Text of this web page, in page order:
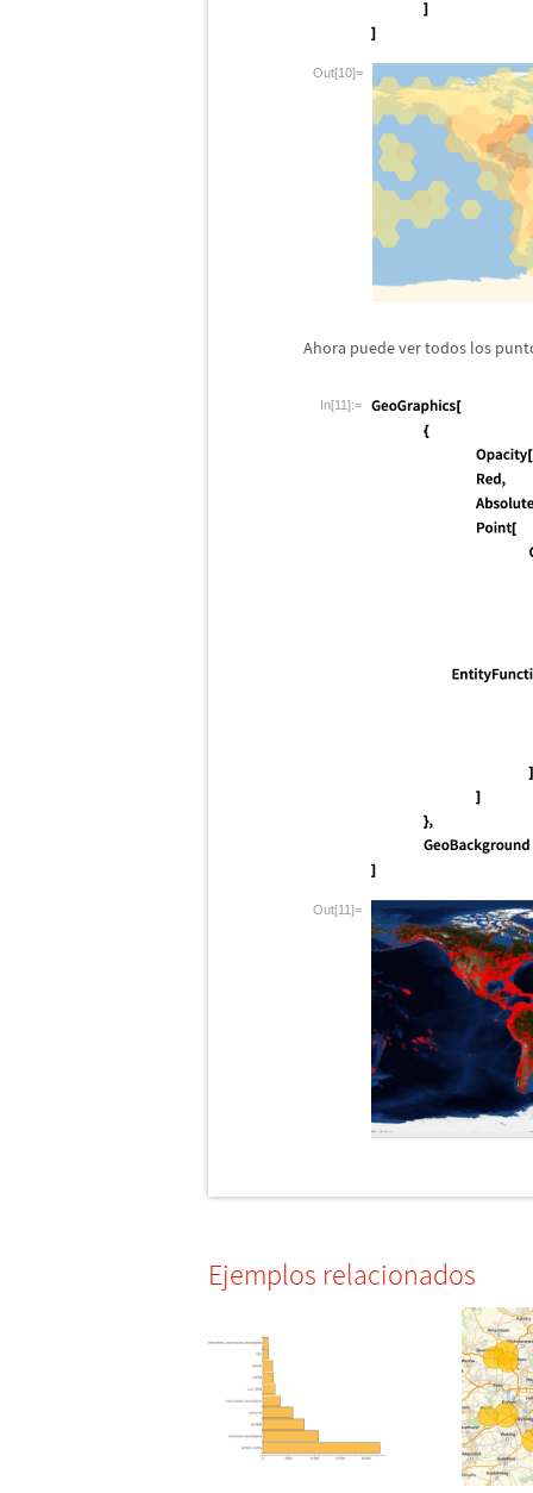
Out[10]=
Ahora puede ver todos los
In[11]:=
Out[11]=
Ejemplos relacionados